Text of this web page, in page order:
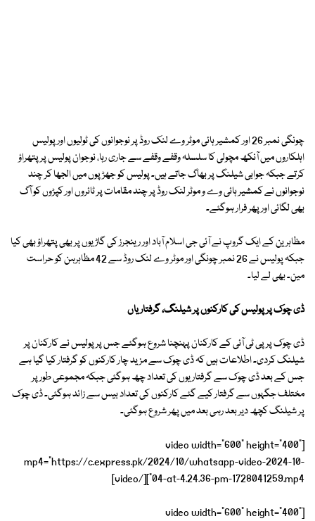
چونگی نمبر 26 اور کمشیر ہائی موٹر وے لنک روڈ پر نوجوانوں کی ٹولیوں اور پولیس
اہلکاروں میں آنکھ مچولی کا سلسلہ وقفے وقفے سے جاری رہا، نوجوان پولیس پر پتھراؤ
کرتے جبکہ جوابی شیلنگ پر بھاگ جاتے ہیں۔ پولیس کو جھڑپوں میں الجھا کر چند
نوجوانوں نے کمشیر ہائی وے و موٹر لنک روڈ پر چند مقامات پر ٹائروں اور کپڑوں کو آگ
بھی لگائی اور پھر فرار ہوگئے۔
مظاہرین کے ایک گروپ نے آئی جی اسلام آباد اور رینجرز کی گاڑیوں پر بھی پتھراؤ بھی کیا
جبکہ پولیس نے 26 نمبر چونگی اور موٹر وے لنک روڈ سے 42 مظاہرہن کو حراست
مین۔ بھی لے لیا۔
ڈی چوک پر پولیس کی کارکنوں پر شیلنگ، گرفتاریاں
ڈی چوک پر پی ٹی آئی کے کارکنان پہنچنا شروع ہوگئے جس پر پولیس نے کارکنان پر
شیلنگ کردی۔ اطلاعات ہیں کہ ڈی چوک سے مزید چار کارکنوں کو گرفتار کیا گیا ہے
جس کے بعد ڈی چوک سے گرفتاریوں کی تعداد چھ ہوگئی جبکہ مجموعی طور پر
مختلف جگہوں سے گرفتار کیے گئے کارکنوں کی تعداد بیس سے زائد ہوگئی۔ ڈی چوک
پر شیلنگ کچھ دیر بعد رہی بعد میں پھر شروع ہوگئی۔
[video width="600" height="400"
mp4="https://c.express.pk/2024/10/whatsapp-video-2024-10-
04-at-4.24.36-pm-1728041259.mp4"][/video]
[video width="600" height="400"